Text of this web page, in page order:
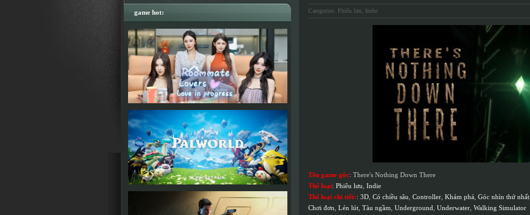
Categories: Phiêu lưu Indie
Tên game gốc: There's Nothing Down There
Thể loại: Phiêu lưu Indie
Thể loại chi tiết:: 3D Có chiều sâu Controller Khám phá Góc nhìn thứ nhất
Chơi đơn Lén lút Tàu ngầm Underground Underwater Walking Simulator
game hot: